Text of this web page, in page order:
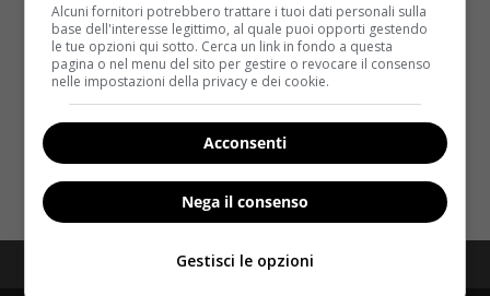
Fluiball, la palla gonfiabile “tormentone”
dell’estate [VIDEO]
Redazione 19 Maggio 2015
statistiche, 7 italiani su 10 sono stressati...
Read More
Disclaimer Privacy Policy
Alcuni fornitori potrebbero trattare i tuoi dati personali sulla
base dell'interesse legittimo, al quale puoi opporti gestendo
le tue opzioni qui sotto. Cerca un link in fondo a questa
pagina o nel menu del sito per gestire o revocare il consenso
nelle impostazioni della privacy e dei cookie.
Acconsenti
Nega il consenso
Gestisci le opzioni